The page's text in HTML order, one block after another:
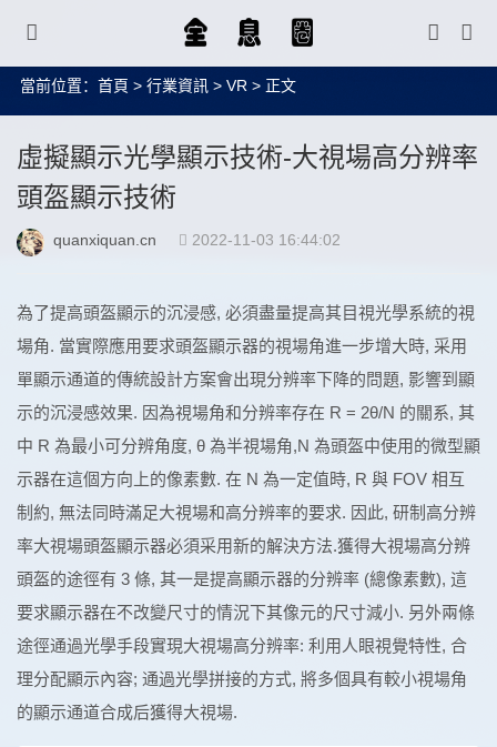
當前位置： 首頁 > 行業資訊 > VR > 正文
虛擬顯示光學顯示技術-大視場高分辨率
頭盔顯示技術
quanxiquan.cn 2022-11-03 16:44:02
為了提高頭盔顯示的沉浸感, 必須盡量提高其目視光學系統的視
場角. 當實際應用要求頭盔顯示器的視場角進一步增大時, 采用
單顯示通道的傳統設計方案會出現分辨率下降的問題, 影響到顯
示的沉浸感效果. 因為視場角和分辨率存在 R = 2θ/N 的關系, 其
中 R 為最小可分辨角度, θ 為半視場角,N 為頭盔中使用的微型顯
示器在這個方向上的像素數. 在 N 為一定值時, R 與 FOV 相互
制約, 無法同時滿足大視場和高分辨率的要求. 因此, 研制高分辨
率大視場頭盔顯示器必須采用新的解決方法.獲得大視場高分辨
頭盔的途徑有 3 條, 其一是提高顯示器的分辨率 (總像素數), 這
要求顯示器在不改變尺寸的情況下其像元的尺寸減小. 另外兩條
途徑通過光學手段實現大視場高分辨率: 利用人眼視覺特性, 合
理分配顯示內容; 通過光學拼接的方式, 將多個具有較小視場角
的顯示通道合成后獲得大視場.